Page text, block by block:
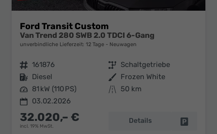
Ford Transit Custom
Van Trend 280 SWB 2.0 TDCI 6-Gang
unverbindliche Lieferzeit: 12 Tage Neuwagen
Fahrzeugnr. 161876 Getriebe Schaltgetriebe
Kraftstoff Diesel Außenfarbe Frozen White
Leistung 81 kW (110 PS) Kilometerstand
50 km
03.02.2026
32.020,– €
incl. 19% MwSt.
Details